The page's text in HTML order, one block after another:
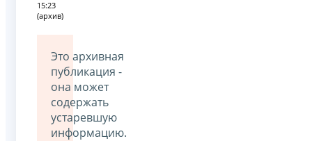
15:23
(архив)
Это архивная
публикация -
она может
содержать
устаревшую
информацию.